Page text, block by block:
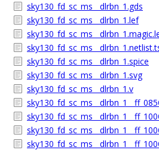
sky130_fd_sc_ms__dlrbn_1.gds
sky130_fd_sc_ms__dlrbn_1.lef
sky130_fd_sc_ms__dlrbn_1.spice
sky130_fd_sc_ms__dlrbn_1.svg
sky130_fd_sc_ms__dlrbn_1.v